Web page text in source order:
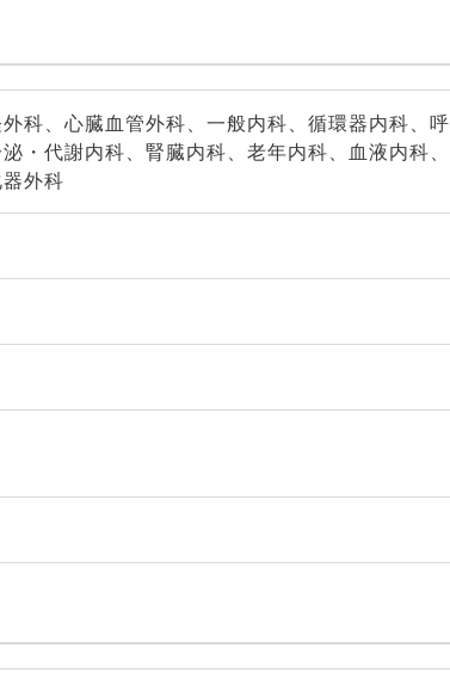
科、心臓血管外科、一般内科、循環器内科、呼
・代謝内科、腎臓内科、老年内科、血液内科、
外科